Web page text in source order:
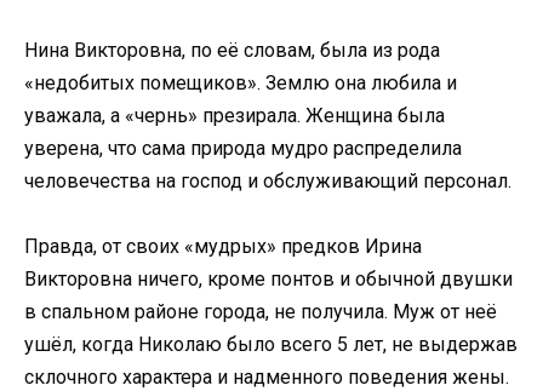
Нина Викторовна, по её словам, была из рода
«недобитых помещиков». Землю она любила и
уважала, а «чернь» презирала. Женщина была
уверена, что сама природа мудро распределила
человечества на господ и обслуживающий персонал.
Правда, от своих «мудрых» предков Ирина
Викторовна ничего, кроме понтов и обычной двушки
в спальном районе города, не получила. Муж от неё
ушёл, когда Николаю было всего 5 лет, не выдержав
склочного характера и надменного поведения жены.